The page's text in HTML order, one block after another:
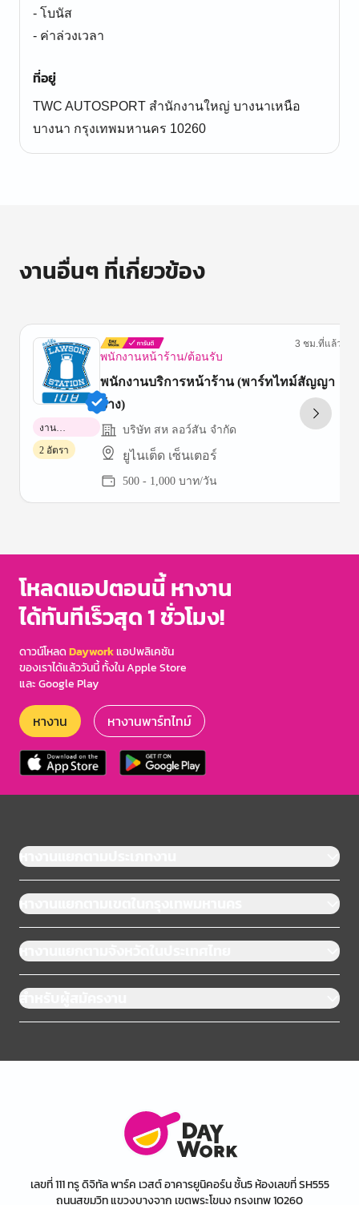
- โบนัส
- ค่าล่วงเวลา
ที่อยู่
TWC AUTOSPORT สำนักงานใหญ่ บางนาเหนือ
บางนา กรุงเทพมหานคร 10260
งานอื่นๆ ที่เกี่ยวข้อง
พนักงานหน้าร้าน/ต้อนรับ
3 ชม.ที่แล้ว
พนักงานบริการหน้าร้าน (พาร์ทไทม์สัญญา
จ้าง)
บริษัท สห ลอว์สัน จำกัด
ยูไนเต็ด เซ็นเตอร์
500 - 1,000 บาท/วัน
งาน
พาร์ทไทม์
2 อัตรา
of
โหลดแอปตอนนี้ หางาน
ได้ทันทีเร็วสุด 1 ชั่วโมง!
ดาวน์โหลดDayworkแอปพลิเคชัน
ของเราได้แล้ววันนี้ ทั้งใน Apple Store
และ Google Play
หางาน หางานพาร์ทไทม์
หางานแยกตามประเภทงาน
หางานแยกตามเขตในกรุงเทพมหานคร
หางานแยกตามจังหวัดในประเทศไทย
สำหรับผู้สมัครงาน
เลขที่ 111 ทรู ดิจิทัล พาร์ค เวสต์ อาคารยูนิคอร์น ชั้น5 ห้องเลขที่ SH555
ถนนสุขุมวิท แขวงบางจาก เขตพระโขนง กรุงเทพ 10260